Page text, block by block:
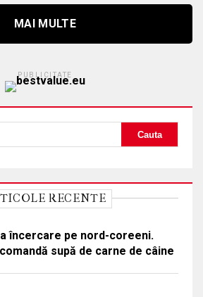
MAI MULTE
PUBLICITATE
RECENTE
încercare pe nord-coreeni.
supă de carne de câine